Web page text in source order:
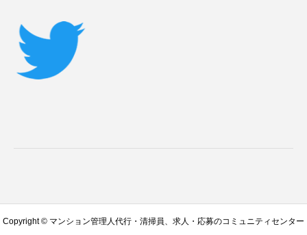
Copyright © マンション管理人代行・清掃員、求人・応募のコミュニティセンター